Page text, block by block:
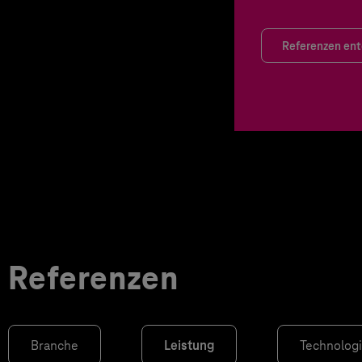
Referenzen
Referenzen
Branche Leistung